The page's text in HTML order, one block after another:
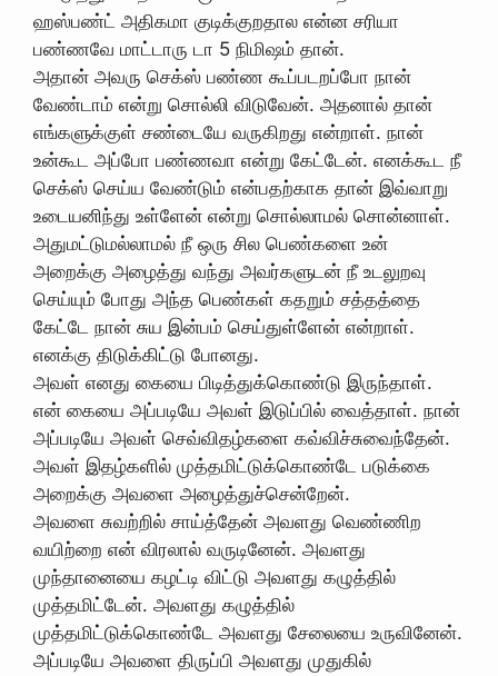
ஹஸ்பண்ட் அதிகமா குடிக்குறதால என்ன சரியா
பண்ணவே மாட்டாரு டா 5 நிமிஷம் தான்.
அதான் அவரு செக்ஸ் பண்ண கூப்படறப்போ நான்
வேண்டாம் என்று சொல்லி விடுவேன். அதனால் தான்
எங்களுக்குள் சண்டையே வருகிறது என்றாள். நான்
உன்கூட அப்போ பண்ணவா என்று கேட்டேன். எனக்கூட நீ
செக்ஸ் செய்ய வேண்டும் என்பதற்காக தான் இவ்வாறு
உடையனிந்து உள்ளேன் என்று சொல்லாமல் சொன்னாள்.
அதுமட்டுமல்லாமல் நீ ஒரு சில பெண்களை உன்
அறைக்கு அழைத்து வந்து அவர்களுடன் நீ உடலுறவு
செய்யும் போது அந்த பெண்கள் கதறும் சத்தத்தை
கேட்டே நான் சுய இன்பம் செய்துள்ளேன் என்றாள்.
எனக்கு திடுக்கிட்டு போனது.
அவள் எனது கையை பிடித்துக்கொண்டு இருந்தாள்.
என் கையை அப்படியே அவள் இடுப்பில் வைத்தாள். நான்
அப்படியே அவள் செவ்விதழ்களை கவ்விச்சுவைந்தேன்.
அவள் இதழ்களில் முத்தமிட்டுக்கொண்டே படுக்கை
அறைக்கு அவளை அழைத்துச்சென்றேன்.
அவளை சுவற்றில் சாய்த்தேன் அவளது வெண்ணிற
வயிற்றை என் விரலால் வருடினேன். அவளது
முந்தானையை கழட்டி விட்டு அவளது கழுத்தில்
முத்தமிட்டேன். அவளது கழுத்தில்
முத்தமிட்டுக்கொண்டே அவளது சேலையை உருவினேன்.
அப்படியே அவளை திருப்பி அவளது முதுகில்